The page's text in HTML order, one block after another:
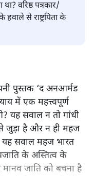
वरिष्ठ पत्रकार/
से राष्ट्रपिता के
पुस्तक ‘द अनआर्मड
में एक महत्त्वपूर्ण
यह सवाल न तो गांधी
जुड़ा है और न ही महज
यह सवाल महज भारत
के अस्तित्व के
जाति को बचना है